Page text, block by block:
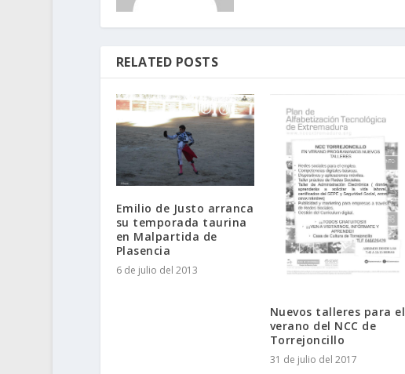
RELATED POSTS
Emilio de Justo arranca
su temporada taurina
en Malpartida de
Plasencia
6 de julio del 2013
Nuevos talleres para el
verano del NCC de
Torrejoncillo
31 de julio del 2017